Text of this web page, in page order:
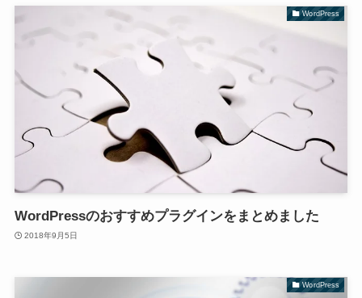
WordPress
WordPressのおすすめプラグインをまとめました
2018年9月5日
WordPress